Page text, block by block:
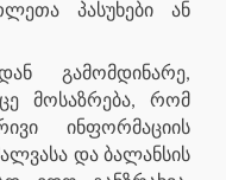
პასუხები ან
გამომდინარე,
მოსაზრება, რომ
ინფორმაციის
და ბალანსის